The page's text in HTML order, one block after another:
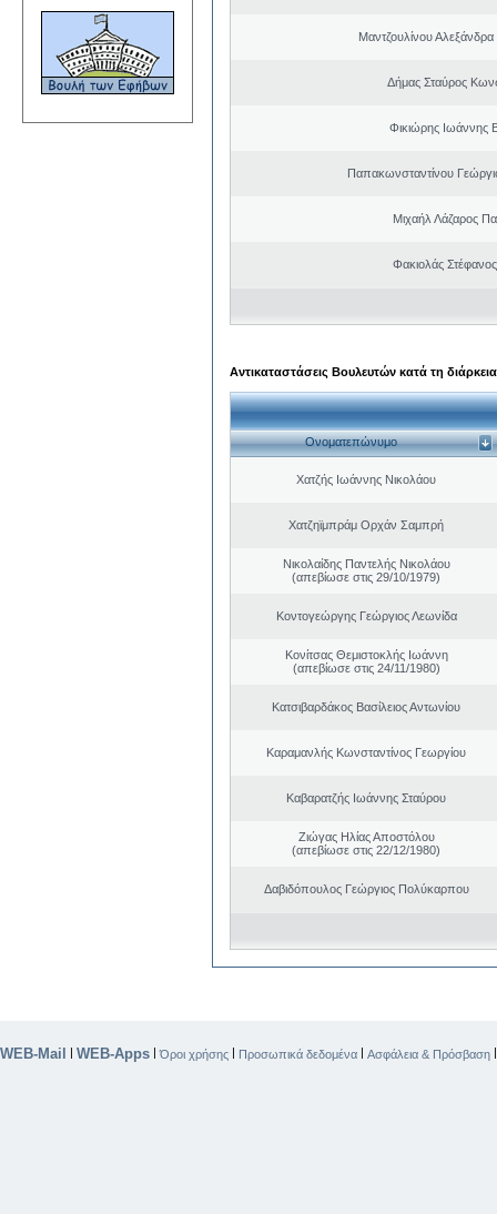
Μαντζουλίνου Αλεξάνδρα
Δήμας Σταύρος
Φικιώρης Ιωάννης
Παπακωνσταντίνου
Μιχαήλ Λάζαρος
Φακιολάς
Αντικαταστάσεις Βουλευτών κατά τη
Ονοματεπώνυμο
Χατζής Ιωάννης Νικολάου
Χατζηϊμπράμ Ορχάν Σαμπρή
Νικολαίδης Παντελής Νικολάου
(απεβίωσε στις 29/10/1979)
Κοντογεώργης Γεώργιος Λεωνίδα
Κονίτσας Θεμιστοκλής Ιωάννη
(απεβίωσε στις 24/11/1980)
Κατσιβαρδάκος Βασίλειος Αντωνίου
Καραμανλής Κωνσταντίνος Γεωργίου
Καβαρατζής Ιωάννης Σταύρου
Ζιώγας Ηλίας Αποστόλου
(απεβίωσε στις 22/12/1980)
Δαβιδόπουλος Γεώργιος Πολύκαρπου
WEB-Mail | WEB-Apps |Όροι χρήσης | Προσωπικά δεδομένα | Ασφάλεια & Πρόσβαση